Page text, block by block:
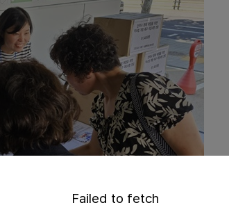
Failed to fetch